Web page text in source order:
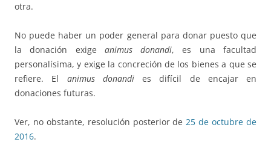
otra.
No puede haber un poder general para donar puesto que
la donación exige animus donandi, es una facultad
personalísima, y exige la concreción de los bienes a que se
refiere. El animus donandies difícil de encajar en
donaciones futuras.
Ver, no obstante, resolución posterior de25 de octubre de
2016.